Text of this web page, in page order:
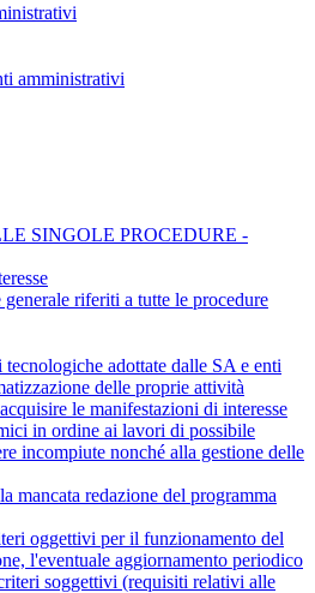
amministrativi
SINGOLE PROCEDURE -
riferiti a tutte le procedure
adottate dalle SA e enti
delle proprie attività
le manifestazioni di interesse
in ordine ai lavori di possibile
incompiute nonché alla gestione delle
mancata redazione del programma
oggettivi per il funzionamento del
l'eventuale aggiornamento periodico
soggettivi (requisiti relativi alle